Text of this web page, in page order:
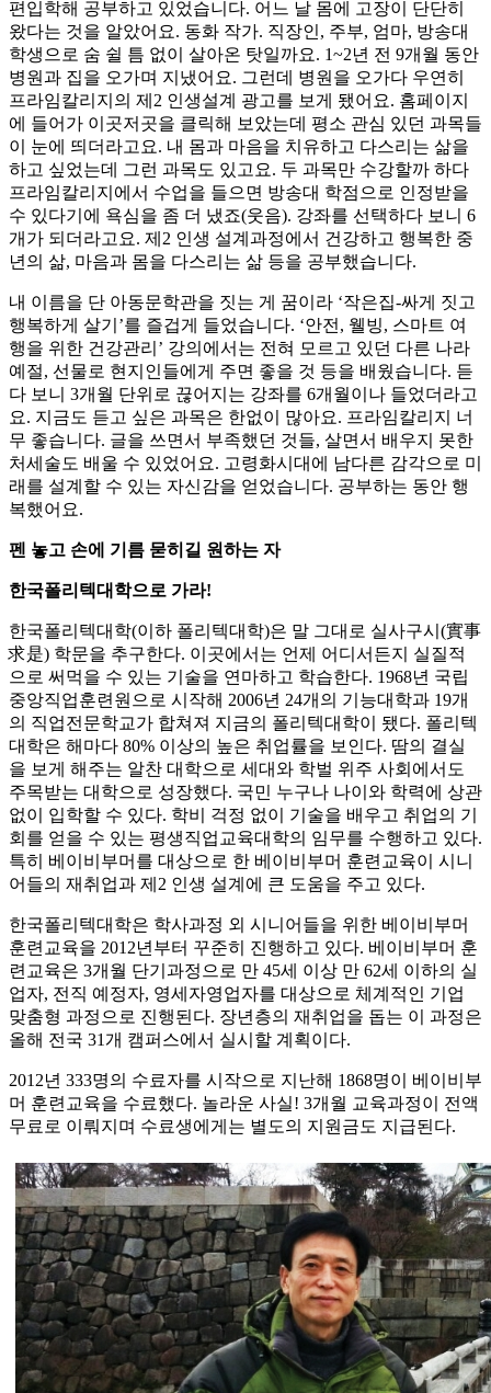
편입학해 공부하고 있었습니다. 어느 날 몸에 고장이 단단히
왔다는 것을 알았어요. 동화 작가. 직장인, 주부, 엄마, 방송대
학생으로 숨 쉴 틈 없이 살아온 탓일까요. 1~2년 전 9개월 동안
병원과 집을 오가며 지냈어요. 그런데 병원을 오가다 우연히
프라임칼리지의 제2 인생설계 광고를 보게 됐어요. 홈페이지
에 들어가 이곳저곳을 클릭해 보았는데 평소 관심 있던 과목들
이 눈에 띄더라고요. 내 몸과 마음을 치유하고 다스리는 삶을
하고 싶었는데 그런 과목도 있고요. 두 과목만 수강할까 하다
프라임칼리지에서 수업을 들으면 방송대 학점으로 인정받을
수 있다기에 욕심을 좀 더 냈죠(웃음). 강좌를 선택하다 보니 6
개가 되더라고요. 제2 인생 설계과정에서 건강하고 행복한 중
년의 삶, 마음과 몸을 다스리는 삶 등을 공부했습니다.
내 이름을 단 아동문학관을 짓는 게 꿈이라 ‘작은집-싸게 짓고
행복하게 살기’를 즐겁게 들었습니다. ‘안전, 웰빙, 스마트 여
행을 위한 건강관리’ 강의에서는 전혀 모르고 있던 다른 나라
예절, 선물로 현지인들에게 주면 좋을 것 등을 배웠습니다. 듣
다 보니 3개월 단위로 끊어지는 강좌를 6개월이나 들었더라고
요. 지금도 듣고 싶은 과목은 한없이 많아요. 프라임칼리지 너
무 좋습니다. 글을 쓰면서 부족했던 것들, 살면서 배우지 못한
처세술도 배울 수 있었어요. 고령화시대에 남다른 감각으로 미
래를 설계할 수 있는 자신감을 얻었습니다. 공부하는 동안 행
복했어요.
펜 놓고 손에 기름 묻히길 원하는 자
한국폴리텍대학으로 가라!
한국폴리텍대학(이하 폴리텍대학)은 말 그대로 실사구시(實事
求是) 학문을 추구한다. 이곳에서는 언제 어디서든지 실질적
으로 써먹을 수 있는 기술을 연마하고 학습한다. 1968년 국립
중앙직업훈련원으로 시작해 2006년 24개의 기능대학과 19개
의 직업전문학교가 합쳐져 지금의 폴리텍대학이 됐다. 폴리텍
대학은 해마다 80% 이상의 높은 취업률을 보인다. 땀의 결실
을 보게 해주는 알찬 대학으로 세대와 학벌 위주 사회에서도
주목받는 대학으로 성장했다. 국민 누구나 나이와 학력에 상관
없이 입학할 수 있다. 학비 걱정 없이 기술을 배우고 취업의 기
회를 얻을 수 있는 평생직업교육대학의 임무를 수행하고 있다.
특히 베이비부머를 대상으로 한 베이비부머 훈련교육이 시니
어들의 재취업과 제2 인생 설계에 큰 도움을 주고 있다.
한국폴리텍대학은 학사과정 외 시니어들을 위한 베이비부머
훈련교육을 2012년부터 꾸준히 진행하고 있다. 베이비부머 훈
련교육은 3개월 단기과정으로 만 45세 이상 만 62세 이하의 실
업자, 전직 예정자, 영세자영업자를 대상으로 체계적인 기업
맞춤형 과정으로 진행된다. 장년층의 재취업을 돕는 이 과정은
올해 전국 31개 캠퍼스에서 실시할 계획이다.
2012년 333명의 수료자를 시작으로 지난해 1868명이 베이비부
머 훈련교육을 수료했다. 놀라운 사실! 3개월 교육과정이 전액
무료로 이뤄지며 수료생에게는 별도의 지원금도 지급된다.